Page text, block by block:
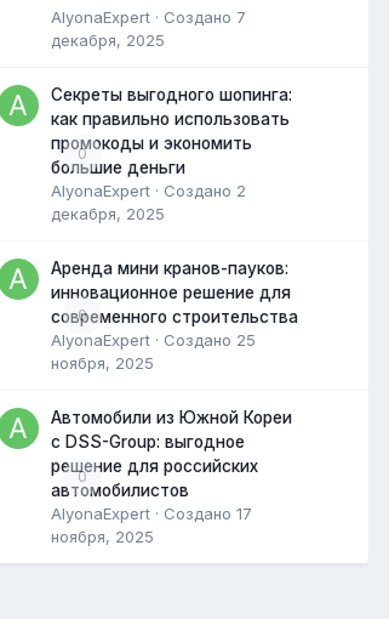
AlyonaExpert · Создано 7
декабря, 2025
0
Секреты выгодного шопинга:
как правильно использовать
промокоды и экономить
большие деньги
AlyonaExpert · Создано 2
декабря, 2025
0
Аренда мини кранов-пауков:
инновационное решение для
современного строительства
AlyonaExpert · Создано 25
ноября, 2025
0
Автомобили из Южной Кореи
с DSS-Group: выгодное
решение для российских
автомобилистов
AlyonaExpert · Создано 17
ноября, 2025